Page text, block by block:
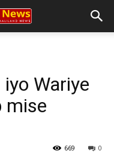
Wariye
mise
0
669